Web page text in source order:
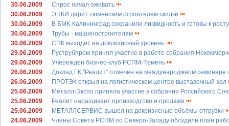
30.06.2009
Спрос начал оживать
30.06.2009
ЭНКИ дарит тюменским строителям скидки
30.06.2009
В БМК-Калининград сохранили ликвидность и готовы к
30.06.2009
Трубы - машиностроителям
30.06.2009
СПК выходит на докризисный уровень
29.06.2009
Руструбпром принял участие в работе собрания
29.06.2009
Учережден бизнес-клуб РСПМ-Тюмень
26.06.2009
Доклад ГК "Реалит" отмечен на международжном
26.06.2009
ПРОТЭК открыл на логистическом центре выставочный зал
25.06.2009
Металл-Экспо приняла участие в собрании Российского
25.06.2009
Реалит наращивает производство и продажи
25.06.2009
МЕТАЛЛСЕРВИС вышел на докризисные объёмы отгрузки
24.06.2009
Члены Совета РСПМ по Северо-Западу обсудили план